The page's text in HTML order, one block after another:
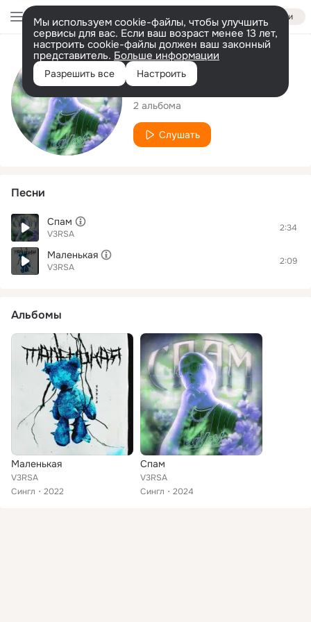
Войти
Мы используем cookie-файлы, чтобы улучшить
сервисы для вас. Если ваш возраст менее 13 лет,
настроить cookie-файлы должен ваш законный
представитель. Больше информации
Разрешить все Настроить
Исполнитель
V3RSA
2 альбома
Слушать
Песни
Спам
V3RSA
2:34
Маленькая
V3RSA
2:09
Альбомы
Маленькая
V3RSA
Сингл
2022
Спам
V3RSA
Сингл
2024